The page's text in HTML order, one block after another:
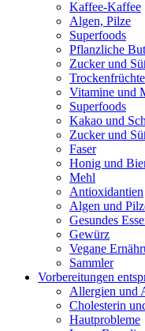
Kaffee-Kaffee
Algen, Pilze
Superfoods
Pflanzliche
Zucker und
Trockenfrüchte
Vitamine und
Superfoods
Kakao und
Zucker und
Faser
Honig und
Mehl
Antioxidantien
Algen und
Gesundes
Gewürz
Vegane
Sammler
Vorbereitungen
Allergien und
Cholesterin
Hautprobleme